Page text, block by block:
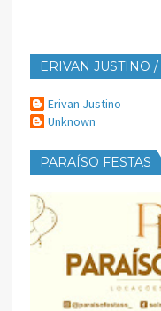
ERIVAN JUSTINO
Erivan Justino
Unknown
PARAÍSO FESTAS